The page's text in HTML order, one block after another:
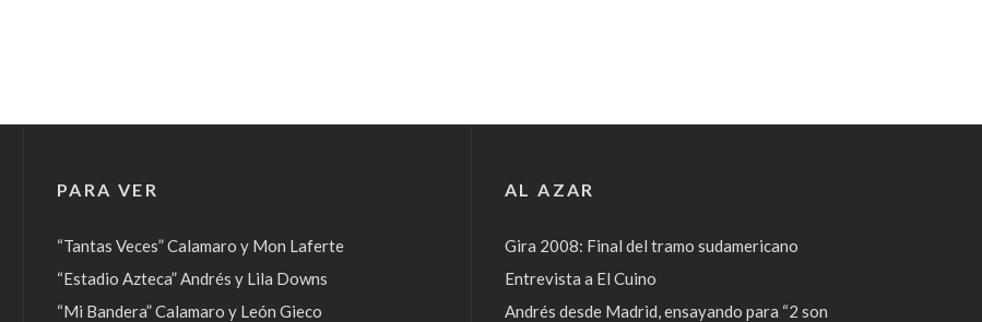
PARA VER
“Tantas Veces” Calamaro y Mon Laferte
“Estadio Azteca” Andrés y Lila Downs
“Mi Bandera” Calamaro y León Gieco
AL AZAR
Gira 2008: Final del tramo sudamericano
Entrevista a El Cuino
Andrés desde Madrid, ensayando para “2 son